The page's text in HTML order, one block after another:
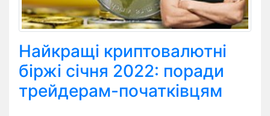
Найкращі криптовалютні
біржі січня 2022: поради
трейдерам-початківцям